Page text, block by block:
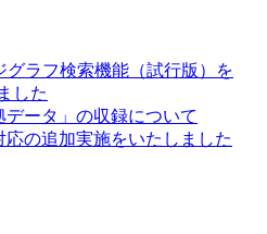
グラフ検索機能（試行版）を
した
データ」の収録について
応の追加実施をいたしました